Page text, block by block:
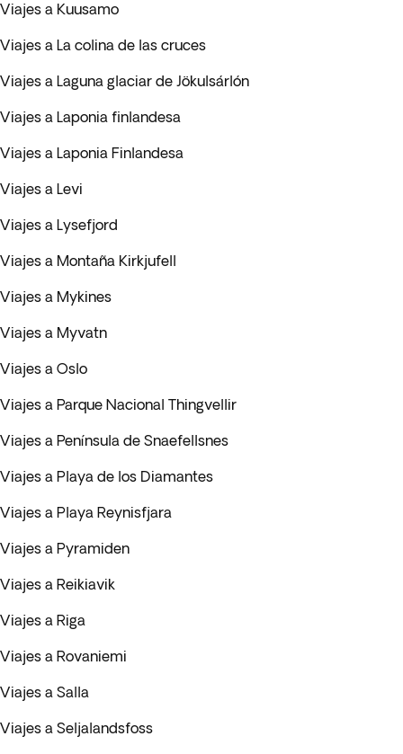
Viajes a Kuusamo
Viajes a La colina de las cruces
Viajes a Laguna glaciar de Jökulsárlón
Viajes a Laponia finlandesa
Viajes a Laponia Finlandesa
Viajes a Levi
Viajes a Lysefjord
Viajes a Montaña Kirkjufell
Viajes a Mykines
Viajes a Myvatn
Viajes a Oslo
Viajes a Parque Nacional Thingvellir
Viajes a Península de Snaefellsnes
Viajes a Playa de los Diamantes
Viajes a Playa Reynisfjara
Viajes a Pyramiden
Viajes a Reikiavik
Viajes a Riga
Viajes a Rovaniemi
Viajes a Salla
Viajes a Seljalandsfoss